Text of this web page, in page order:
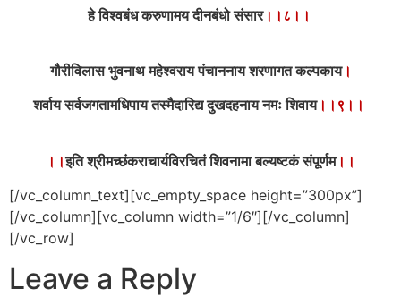
हे विश्वबंध करुणामय दीनबंधो संसार।।८।।
गौरीविलास भुवनाथ महेश्वराय पंचाननाय शरणागत कल्पकाय।
शर्वाय सर्वजगतामधिपाय तस्मैदारिद्य दुखदहनाय नमः शिवाय।।९।।
।।इति श्रीमच्छंकराचार्यविरचितं शिवनामा बल्यष्टकं संपूर्णम।।
[/vc_column_text][vc_empty_space height=”300px”]
[/vc_column][vc_column width=”1/6″][/vc_column]
[/vc_row]
Leave a Reply